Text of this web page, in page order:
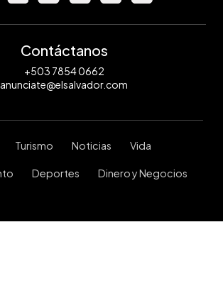
Contáctanos
+503 7854 0662
anunciate@elsalvador.com
Turismo Noticias Vida
Deportes Dinero y Negocios